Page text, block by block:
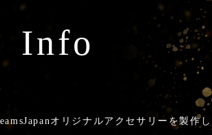
Info
オリジナルアクセサリーを製作